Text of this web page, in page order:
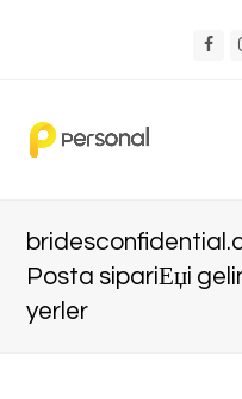
Posta sipariЕџi
yerler